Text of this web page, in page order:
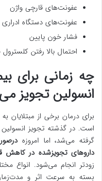
عفونت‌های قارچی واژن
عفونت‌های دستگاه ادراری
فشار خون پایین
احتمال بالا رفتن
چه زمانی برای
انسولین تجویز
است. در گذشته تجویز انسولین
گرفته می‌شد، اما امروزه
داروهای تجویزشده در کاهش
زودتر انجام می‌شود. انواع
بسته به سرعت اثر و